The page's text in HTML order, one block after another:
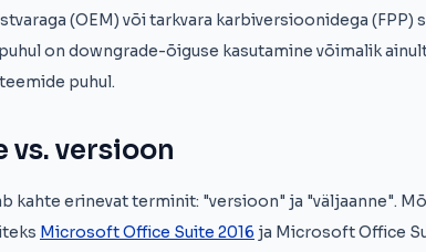
(OEM) või tarkvara karbiversioonidega
on downgrade-õiguse kasutamine võimalik
puhul.
vs. versioon
kahte erinevat terminit: "versioon" ja "väljaanne".
Microsoft Office Suite 2016 ja Microsoft Office